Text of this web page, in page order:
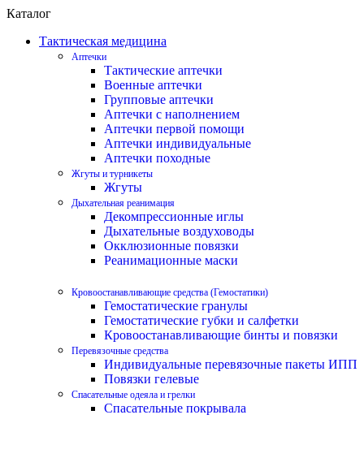
Каталог
Тактическая медицина
Аптечки
Тактические аптечки
Военные аптечки
Групповые аптечки
Аптечки с наполнением
Аптечки первой помощи
Аптечки индивидуальные
Аптечки походные
Жгуты и турникеты
Жгуты
Дыхательная реанимация
Декомпрессионные иглы
Дыхательные воздуховоды
Окклюзионные повязки
Реанимационные маски
Кровоостанавливающие средства (Гемостатики)
Гемостатические гранулы
Гемостатические губки и салфетки
Кровоостанавливающие бинты и повязки
Перевязочные средства
Индивидуальные перевязочные пакеты ИПП
Повязки гелевые
Спасательные одеяла и грелки
Спасательные покрывала